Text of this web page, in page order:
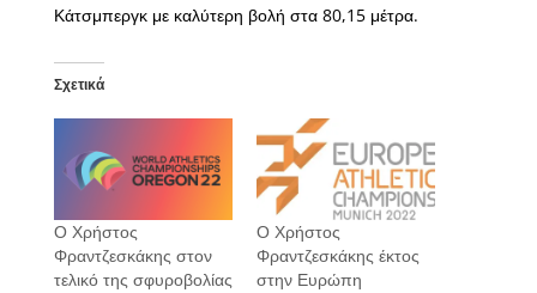
Κάτσμπεργκ με καλύτερη βολή στα 80,15 μέτρα.
Σχετικά
Ο Χρήστος
Φραντζεσκάκης στον
τελικό της σφυροβολίας
Ο Χρήστος
Φραντζεσκάκης έκτος
στην Ευρώπη